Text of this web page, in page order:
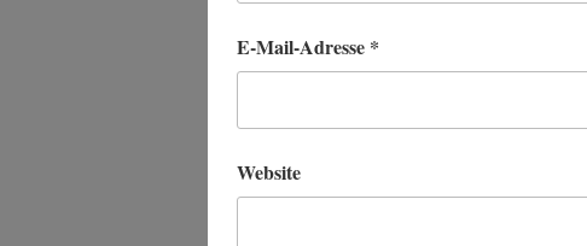
E-Mail-Adresse *
Website